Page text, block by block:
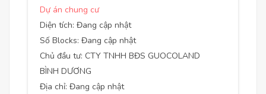
Dự án chung cư
Diện tích: Đang cập nhật
Số Blocks: Đang cập nhật
Chủ đầu tư: CTY TNHH BĐS GUOCOLAND
BÌNH DƯƠNG
Địa chỉ: Đang cập nhật